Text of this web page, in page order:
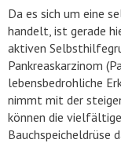
Da es sich um eine
handelt, ist gerade
aktiven
Pankreaskarzinom
lebensbedrohliche
nimmt mit der
können die
Bauchspeicheldrüse